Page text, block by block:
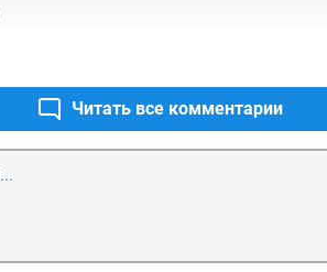
Читать все комментарии